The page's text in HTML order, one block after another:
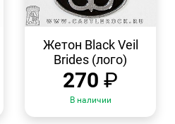
ПРОСМОТР
Жетон Black Veil
Brides (лого)
270 ₽
В наличии